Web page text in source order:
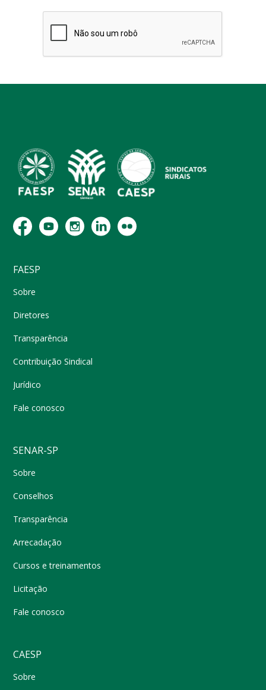
FAESP
Sobre
Diretores
Transparência
Contribuição Sindical
Jurídico
Fale conosco
SENAR-SP
Sobre
Conselhos
Transparência
Arrecadação
Cursos e treinamentos
Licitação
Fale conosco
CAESP
Sobre